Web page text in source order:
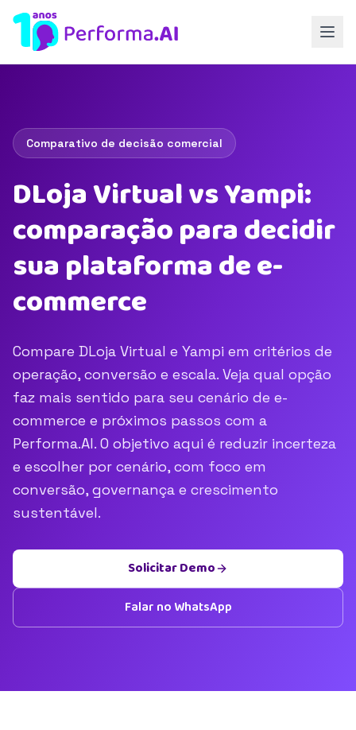
Comparativo de decisão comercial
DLoja Virtual vs Yampi:
comparação para decidir
sua plataforma de e-
commerce
Compare DLoja Virtual e Yampi em critérios de
operação, conversão e escala. Veja qual opção
faz mais sentido para seu cenário de e-
commerce e próximos passos com a
Performa.AI. O objetivo aqui é reduzir incerteza
e escolher por cenário, com foco em
conversão, governança e crescimento
sustentável.
Solicitar Demo
Falar no WhatsApp